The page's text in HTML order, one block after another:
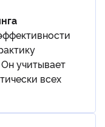
учитывает
всех